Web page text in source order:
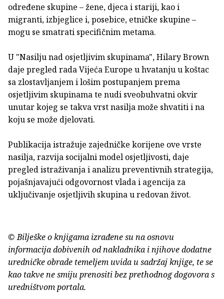
određene skupine – žene, djeca i stariji, kao i
migranti, izbjeglice i, posebice, etničke skupine –
mogu se smatrati specifičnim metama.
U "Nasilju nad osjetljivim skupinama", Hilary Brown
daje pregled rada Vijeća Europe u hvatanju u koštac
sa zlostavljanjem i lošim postupanjem prema
osjetljivim skupinama te nudi sveobuhvatni okvir
unutar kojeg se takva vrst nasilja može shvatiti i na
koju se može djelovati.
Publikacija istražuje zajedničke korijene ove vrste
nasilja, razvija socijalni model osjetljivosti, daje
pregled istraživanja i analizu preventivnih strategija,
pojašnjavajući odgovornost vlada i agencija za
uključivanje osjetljivih skupina u redovan život.
© Bilješke o knjigama izrađene su na osnovu
informacija dobivenih od nakladnika i njihove dodatne
uredničke obrade temeljem uvida u sadržaj knjige, te se
kao takve ne smiju prenositi bez prethodnog dogovora s
uredništvom portala.